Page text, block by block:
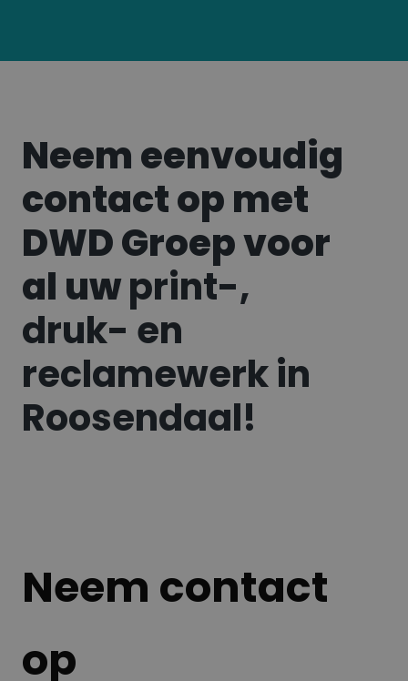
Neem eenvoudig
contact op met
DWD Groep voor
al uwprint-,
druk- en
reclamewerk in
Roosendaal!
Neem contact
op